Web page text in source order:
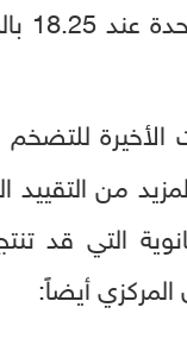
من
التي
أيضاً: